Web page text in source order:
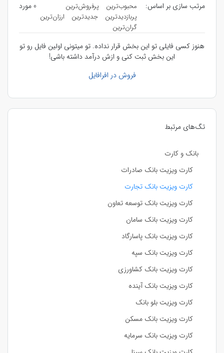
تگ‌های مرتبط
بانک و کارت
کارت ویزیت بانک صادرات
کارت ویزیت بانک تجارت
کارت ویزیت بانک توسعه تعاون
کارت ویزیت بانک سامان
کارت ویزیت بانک پاسارگاد
کارت ویزیت بانک سپه
کارت ویزیت بانک کشاورزی
کارت ویزیت بانک آینده
کارت ویزیت بلو بانک
کارت ویزیت بانک مسکن
کارت ویزیت بانک سرمایه
مرتب سازی بر اساس: محبوب‌ترین
پرفروش‌ترین
پربازدیدترین
جدیدترین
ارزان‌ترین
گران‌ترین
0 مورد
هنوز کسی فایلی تو این بخش قرار نداده. تو میتونی اولین فایل رو تو
این بخش ثبت کنی و ازش درآمد داشته باشی!
فروش در افرافایل